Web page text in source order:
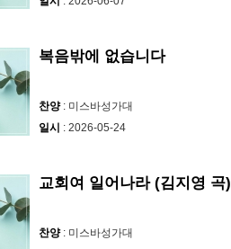
복음밖에 없습니다
찬양: 미스바성가대
일시 : 2026-05-24
교회여 일어나라 (김지영 곡)
찬양: 미스바성가대